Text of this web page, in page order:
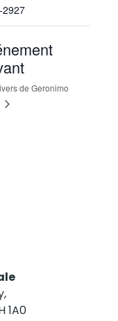
2927
de Geronimo
1A0